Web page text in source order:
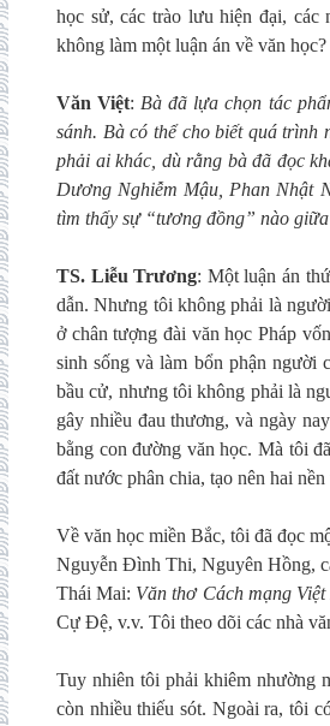
học sử, các trào lưu hiện đại,
không làm một luận án về văn
Văn Việt: Bà đã lựa chọn tác
sánh. Bà có thể cho biết quá trình
phải ai khác dù rằng bà đã đọc
Dương Nghiễm Mậu, Phan Nhật
tìm thấy sự “tương đồng” nào
TS. Liễu Trương: Một luận án
dẫn. Nhưng tôi không phải là
ở chân tượng đài văn học Pháp
sinh sống và làm bổn phận người
bầu cử, nhưng tôi không phải là
gây nhiều đau thương, và ngày
bằng con đường văn học. Mà tôi
đất nước phân chia, tạo nên hai
Về văn học miền Bắc, tôi đã đọc
Nguyễn Đình Thi, Nguyên Hồng,
Thái Mai: Văn thơ Cách mạng
Cự Đệ, v.v. Tôi theo dõi các nhà
Tuy nhiên tôi phải khiêm nhường
còn nhiều thiếu sót. Ngoài ra, tôi